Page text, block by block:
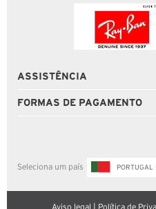
ASSISTÊNCIA
FORMAS DE PAGAMENTO
Seleciona um país PORTUGAL